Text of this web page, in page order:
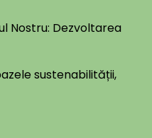
Nostru: Dezvoltarea
sustenabilității,